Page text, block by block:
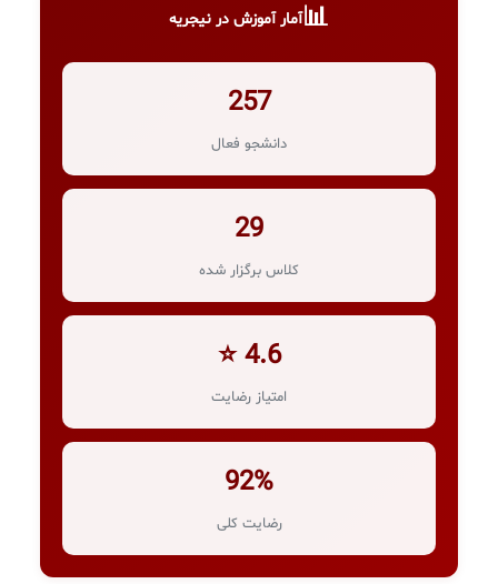
📊آمار آموزش در نیجریه
257
دانشجو فعال
29
کلاس برگزار شده
4.6 ⭐
امتیاز رضایت
92%
رضایت کلی